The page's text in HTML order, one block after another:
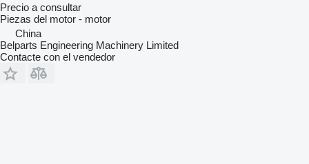
Precio a consultar
Piezas del motor - motor
China
Belparts Engineering Machinery Limited
Contacte con el vendedor